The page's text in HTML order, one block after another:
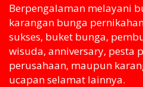
Berpengalaman melayani
karangan bunga
sukses, buket bunga,
wisuda, anniversary, pesta
perusahaan, maupun
ucapan selamat lainnya.